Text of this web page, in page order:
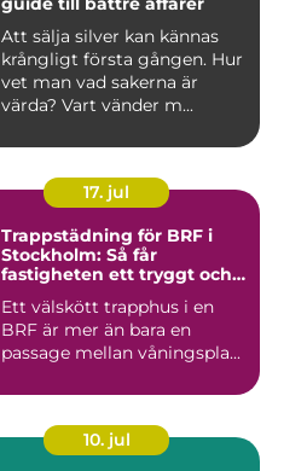
Att sälja silver kan kännas
krångligt första gången. Hur
vet man vad sakerna är
värda? Vart vänder m...
17. jul
Trappstädning för BRF i
Stockholm: Så får
fastigheten ett tryggt och
Ett välskött trapphus i en
BRF är mer än bara en
passage mellan våningspla...
10. jul